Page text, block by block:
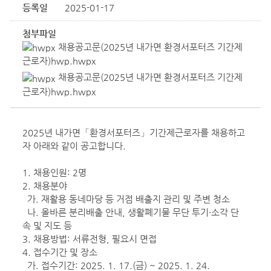
등록일 2025-01-17
첨부파일
채용공고문(2025년 내가면 환경서포터즈 기간제
근로자)hwp.hwpx
채용공고문(2025년 내가면 환경서포터즈 기간제
근로자)hwp.hwpx
2025년 내가면「환경서포터즈」기간제근로자를 채용하고
자 아래와 같이 공고합니다.
1. 채용인원: 2명
2. 채용분야
가. 재활용 동네마당 등 거점 배출지 관리 및 주변 청소
나. 올바른 분리배출 안내, 생활폐기물 무단 투기·소각 단
속 및 지도 등
3. 채용방법: 서류전형, 필요시 면접
4. 접수기간 및 장소
가. 접수기간: 2025. 1. 17.(금) ~ 2025. 1. 24.